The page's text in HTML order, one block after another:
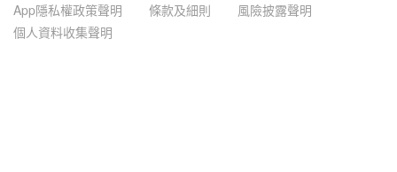
App隱私權政策聲明
條款及細則
風險披露聲明
個人資料收集聲明